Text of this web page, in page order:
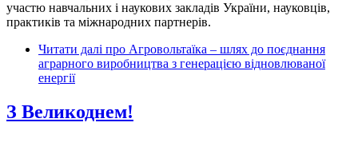
участю навчальних і наукових закладів України, науковців,
практиків та міжнародних партнерів.
Читати далі про Агровольтаїка – шлях до поєднання
аграрного виробництва з генерацією відновлюваної
енергії
З Великоднем!